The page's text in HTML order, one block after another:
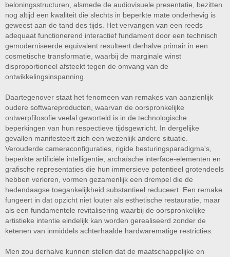
beloningsstructuren, alsmede de audiovisuele presentatie, bezitten
nog altijd een kwaliteit die slechts in beperkte mate onderhevig is
geweest aan de tand des tijds. Het vervangen van een reeds
adequaat functionerend interactief fundament door een technisch
gemoderniseerde equivalent resulteert derhalve primair in een
cosmetische transformatie, waarbij de marginale winst
disproportioneel afsteekt tegen de omvang van de
ontwikkelingsinspanning.
Daartegenover staat het fenomeen van remakes van aanzienlijk
oudere softwareproducten, waarvan de oorspronkelijke
ontwerpfilosofie veelal geworteld is in de technologische
beperkingen van hun respectieve tijdsgewricht. In dergelijke
gevallen manifesteert zich een wezenlijk andere situatie.
Verouderde cameraconfiguraties, rigide besturingsparadigma's,
beperkte artificiële intelligentie, archaïsche interface-elementen en
grafische representaties die hun immersieve potentieel grotendeels
hebben verloren, vormen gezamenlijk een drempel die de
hedendaagse toegankelijkheid substantieel reduceert. Een remake
fungeert in dat opzicht niet louter als esthetische restauratie, maar
als een fundamentele revitalisering waarbij de oorspronkelijke
artistieke intentie eindelijk kan worden gerealiseerd zonder de
ketenen van inmiddels achterhaalde hardwarematige restricties.
Men zou derhalve kunnen stellen dat de maatschappelijke en